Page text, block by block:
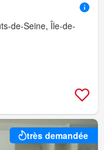
de-Seine, Île-de-
très demandée